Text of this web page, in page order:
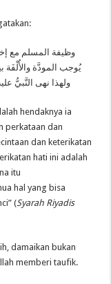
وظيفة المسلم مع
يُوجب المودَّة والأُلْفَة
ولهذا نهى النَّبيُّ
hendaknya ia
perkataan dan
dan keterikatan
hati ini adalah
itu
hal yang bisa
(Syarah Riyadis
damaikan bukan
memberi taufik.